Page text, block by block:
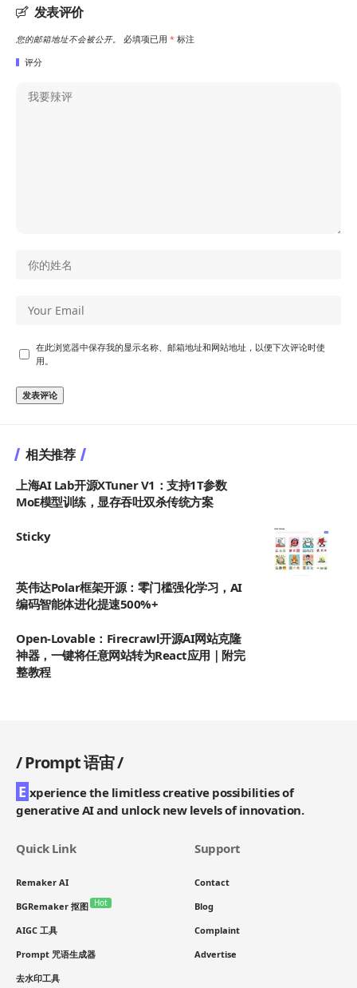
发表评价
您的邮箱地址不会被公开。 必填项已用 * 标注
评分
在此浏览器中保存我的显示名称、邮箱地址和网站地址，以便下次评论时使
用。
相关推荐
上海AI Lab开源XTuner V1：支持1T参数
MoE模型训练，显存吞吐双杀传统方案
Sticky
英伟达Polar框架开源：零门槛强化学习，AI
编码智能体进化提速500%+
Open-Lovable：Firecrawl开源AI网站克隆
神器，一键将任意网站转为React应用｜附完
整教程
/Prompt 语宙/
E xperience the limitless creative possibilities of
generative AI and unlock new levels of innovation.
Quick Link
Remaker AI
BGRemaker 抠图 Hot
AIGC 工具
Prompt 咒语生成器
去水印工具
Support
Contact
Blog
Complaint
Advertise